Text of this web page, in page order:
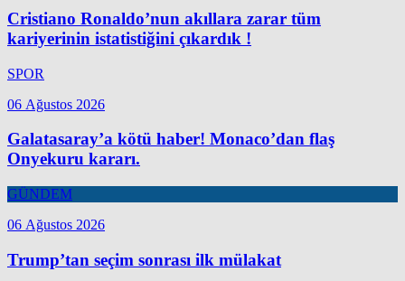
Cristiano Ronaldo’nun akıllara zarar tüm
kariyerinin istatistiğini çıkardık !
SPOR
06 Ağustos 2026
Galatasaray’a kötü haber! Monaco’dan flaş
Onyekuru kararı.
GÜNDEM
06 Ağustos 2026
Trump’tan seçim sonrası ilk mülakat